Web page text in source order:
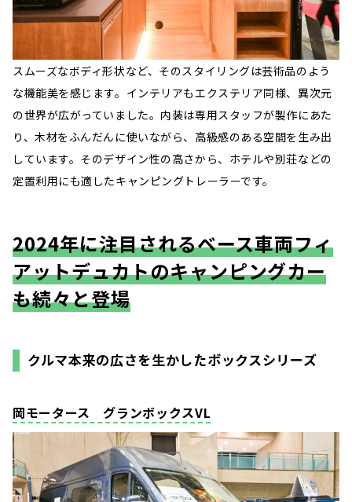
スムーズなボディ形状など、そのスタイリングは芸術品のよう
な機能美を感じます。インテリアもエクステリア同様、異次元
の世界が広がっていました。内装は専用スタッフが製作にあた
り、木材をふんだんに使いながら、高級感のある空間を生み出
しています。そのデザイン性の高さから、ホテルや別荘などの
定置利用にも適したキャンピングトレーラーです。
2024年に注目されるベース車両フィ
アットデュカトのキャンピングカー
も続々と登場
クルマ本来の広さを生かしたボックスシリーズ
岡モータース グランボックスVL